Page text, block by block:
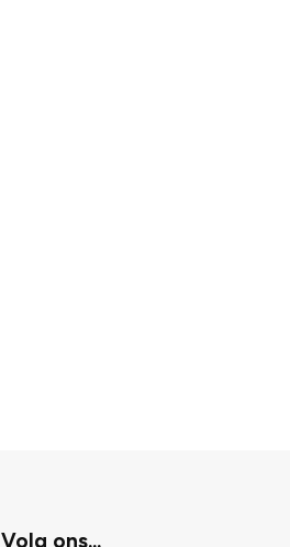
Volg ons...